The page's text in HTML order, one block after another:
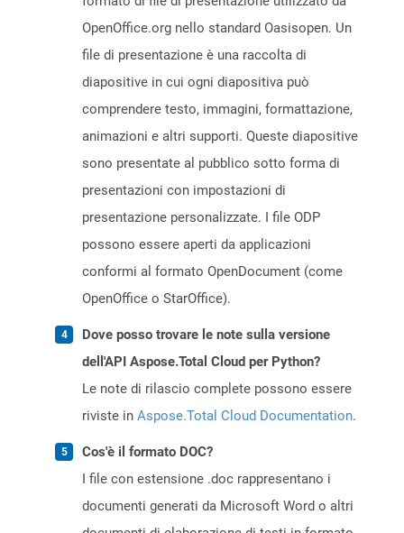
OpenOffice.org nello standard Oasisopen. Un
file di presentazione è una raccolta di
diapositive in cui ogni diapositiva può
comprendere testo, immagini, formattazione,
animazioni e altri supporti. Queste diapositive
sono presentate al pubblico sotto forma di
presentazioni con impostazioni di
presentazione personalizzate. I file ODP
possono essere aperti da applicazioni
conformi al formato OpenDocument (come
OpenOffice o StarOffice).
Dove posso trovare le note sulla versione
dell'API Aspose.Total Cloud per Python?
Le note di rilascio complete possono essere
riviste in Aspose.Total Cloud Documentation.
Cos'è il formato DOC?
I file con estensione .doc rappresentano i
documenti generati da Microsoft Word o altri